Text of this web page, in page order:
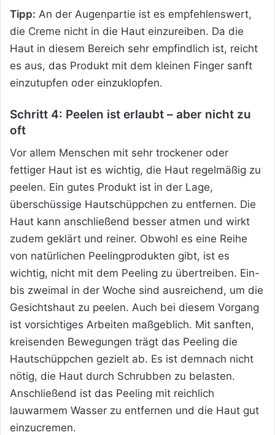
Tipp: An der Augenpartie ist es empfehlenswert,
die Creme nicht in die Haut einzureiben. Da die
Haut in diesem Bereich sehr empfindlich ist, reicht
es aus, das Produkt mit dem kleinen Finger sanft
einzutupfen oder einzuklopfen.
Schritt 4: Peelen ist erlaubt – aber nicht zu
oft
Vor allem Menschen mit sehr trockener oder
fettiger Haut ist es wichtig, die Haut regelmäßig zu
peelen. Ein gutes Produkt ist in der Lage,
überschüssige Hautschüppchen zu entfernen. Die
Haut kann anschließend besser atmen und wirkt
zudem geklärt und reiner. Obwohl es eine Reihe
von natürlichen Peelingprodukten gibt, ist es
wichtig, nicht mit dem Peeling zu übertreiben. Ein-
bis zweimal in der Woche sind ausreichend, um die
Gesichtshaut zu peelen. Auch bei diesem Vorgang
ist vorsichtiges Arbeiten maßgeblich. Mit sanften,
kreisenden Bewegungen trägt das Peeling die
Hautschüppchen gezielt ab. Es ist demnach nicht
nötig, die Haut durch Schrubben zu belasten.
Anschließend ist das Peeling mit reichlich
lauwarmem Wasser zu entfernen und die Haut gut
einzucremen.